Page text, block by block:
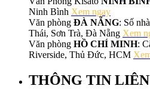
Ninh Bình Xem ngay
Văn phòng ĐÀ NẴNG: Số
Thái, Sơn Trà, Đà Nẵng Xem
Văn phòng HỒ CHÍ MINH:
Riverside, Thủ Đức, HCM
THÔNG TIN